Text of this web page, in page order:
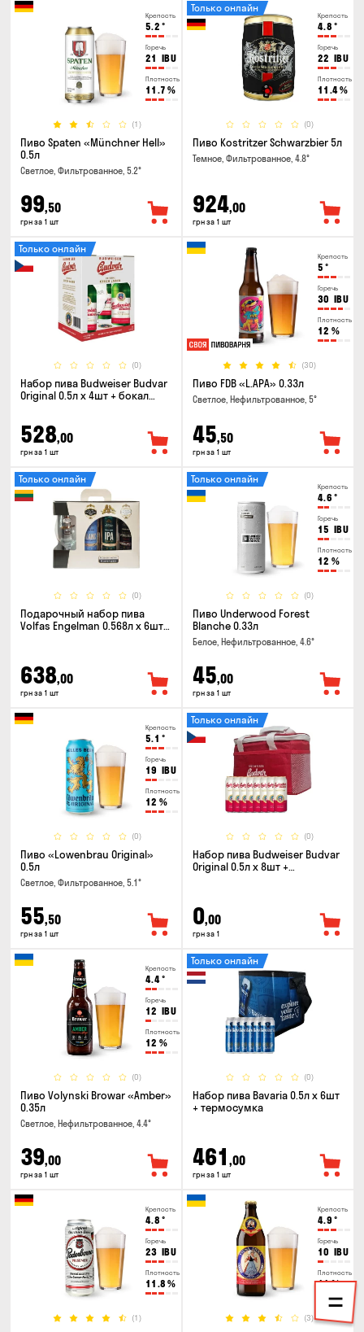
Крепость
5.2 °
Горечь
21 IBU
Плотность
11.7 %
(1)
Пиво Spaten «Münchner Hell»
0.5л
Светлое, Фильтрованное, 5.2°
99,50
грн за 1 шт
Крепость
4.8 °
Горечь
22 IBU
Плотность
11.4%
(0)
Только онлайн
Пиво Kostritzer Schwarzbier 5л
Темное, Фильтрованное, 4.8°
924,00
грн за 1 шт
(0)
Только онлайн
Набор пива Budweiser Budvar
Original 0.5л х 4шт + бокал
528,00
грн за 1 шт
Крепость
5 °
Горечь
30 IBU
Плотность
12 %
(30)
Пиво FDB «L.APA» 0.33л
Светлое, Нефильтрованное, 5°
45,50
грн за 1 шт
(0)
Только онлайн
Подарочный набор пива
Volfas Engelman 0.568л x 6шт +
638,00
грн за 1 шт
Крепость
4.6 °
Горечь
15 IBU
Плотность
12 %
(0)
Только онлайн
Пиво Underwood Forest
Blanche 0.33л
Белое, Нефильтрованное, 4.6°
45,00
грн за 1 шт
Крепость
5.1 °
Горечь
19 IBU
Плотность
12 %
(0)
Пиво «Lowenbrau Original»
0.5л
Светлое, Фильтрованное, 5.1°
55,50
грн за 1 шт
(0)
Только онлайн
Набор пива Budweiser Budvar
Original 0.5л x 8шт +
0,00
грн за 1
Крепость
4.4°
Горечь
12 IBU
Плотность
12 %
(0)
Пиво Volynski Browar «Amber»
0.35л
Светлое, Нефильтрованное, 4.4°
39,00
грн за 1 шт
(0)
Только онлайн
Набор пива Bavaria 0.5л х 6шт
+ термосумка
461 ,00
грн за 1 шт
Крепость
4.8 °
Горечь
23 IBU
Плотность
11.8 %
(1)
Крепость
4.9 °
Горечь
10 IBU
Плотность
11%
(3)